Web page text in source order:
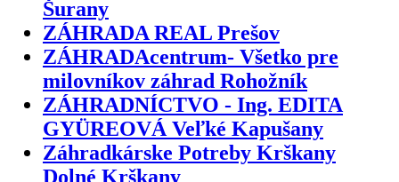
Šurany
ZÁHRADA REAL Prešov
ZÁHRADAcentrum- Všetko pre
milovníkov záhrad Rohožník
ZÁHRADNÍCTVO - Ing. EDITA
GYÜREOVÁ Veľké Kapušany
Záhradkárske Potreby Krškany
Dolné Krškany